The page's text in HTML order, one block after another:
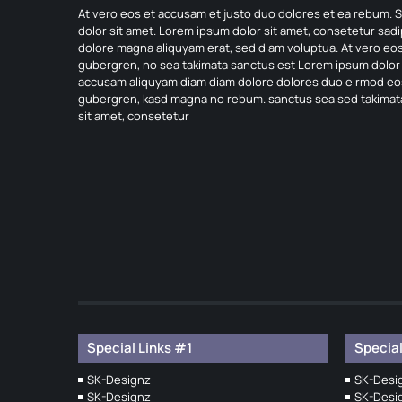
At vero eos et accusam et justo duo dolores et ea rebum.
dolor sit amet. Lorem ipsum dolor sit amet, consetetur
dolore magna aliquyam erat, sed diam voluptua. At vero
gubergren, no sea takimata sanctus est Lorem ipsum
accusam aliquyam diam diam dolore dolores duo eirmod
gubergren, kasd magna no rebum. sanctus sea sed
sit amet, consetetur
Special Links #1
SK-Designz
SK-Designz
SK-
SK-